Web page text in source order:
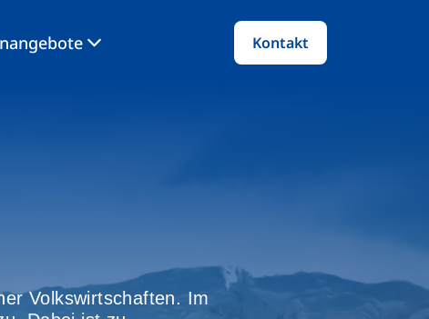
Kontakt
Volkswirtschaften. Im